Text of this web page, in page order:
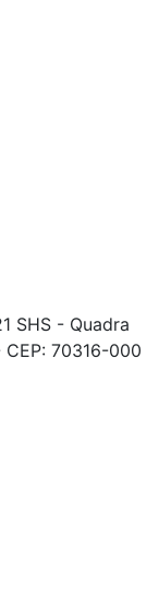
SHS - Quadra
70316-000